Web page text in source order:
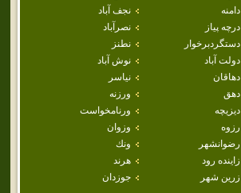
دامنه
نجف آباد
درچه پياز
نصرآباد
دستگردبرخوار
نطنز
دولت آباد
نوش آباد
دهاقان
نياسر
دهق
ورزنه
ديزيچه
ورنامخواست
رزوه
وزوان
رضوانشهر
ونك
زاينده رود
هرند
زرين شهر
جوزدان